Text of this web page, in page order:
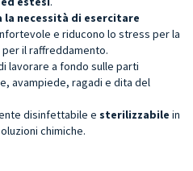
la necessità di esercitare
e riducono lo stress per la
il raffreddamento.
lavorare a fondo sulle parti
avampiede, ragadi e dita del
disinfettabile e sterilizzabile in
chimiche.